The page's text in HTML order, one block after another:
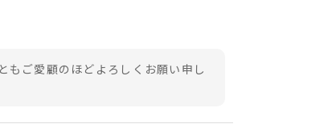
もご愛顧のほどよろしくお願い申し